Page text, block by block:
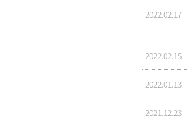
2022.02.17
2022.02.15
2022.01.13
2021.12.23